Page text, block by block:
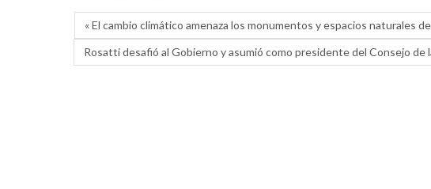
« El cambio climático amenaza los monumentos y espacios naturales
Rosatti desafió al Gobierno y asumió como presidente del Consejo